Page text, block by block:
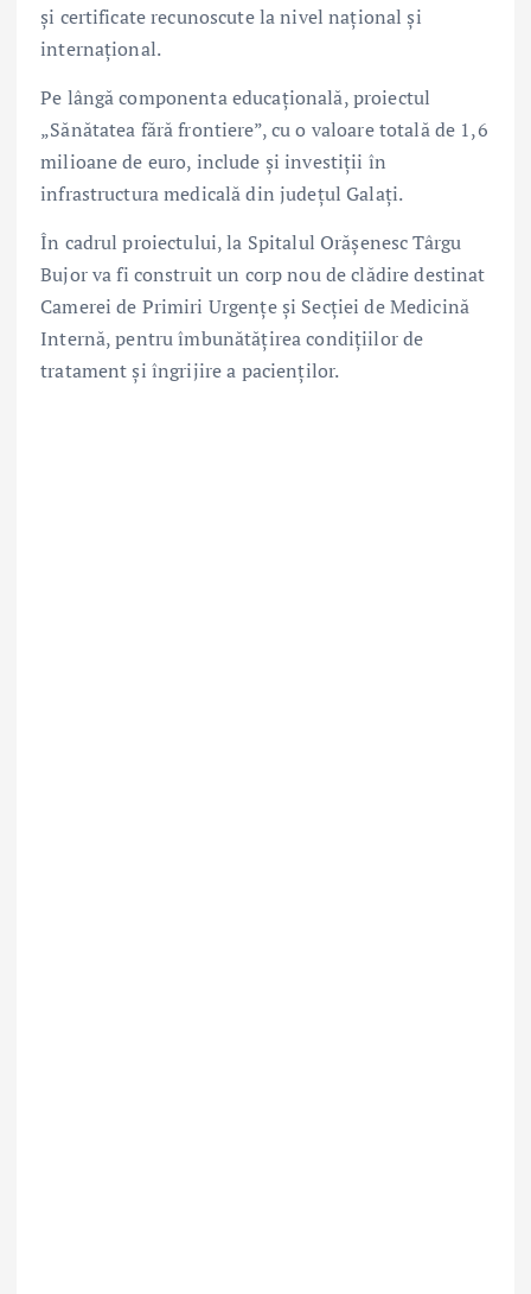
și certificate recunoscute la nivel național și
internațional.
Pe lângă componenta educațională, proiectul
„Sănătatea fără frontiere”, cu o valoare totală de 1,6
milioane de euro, include și investiții în
infrastructura medicală din județul Galați.
În cadrul proiectului, la Spitalul Orășenesc Târgu
Bujorva fi construit un corp nou de clădire destinat
Camerei de Primiri Urgențe și Secției de Medicină
Internă, pentru îmbunătățirea condițiilor de
tratament și îngrijire a pacienților.